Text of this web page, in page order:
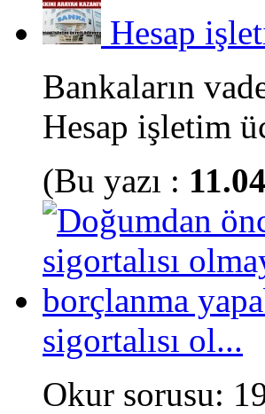
Hesap
Bankaların
Hesap işletim
(Bu yazı :
sigortalısı ol...
Okur sorusu: